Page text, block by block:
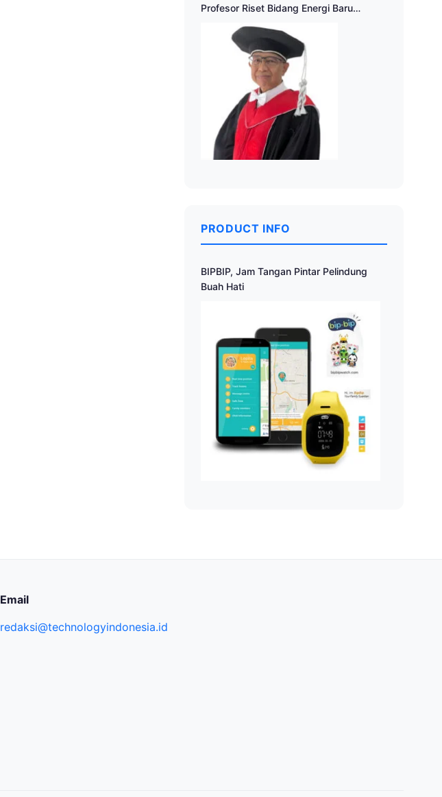
Profesor Riset Bidang Energi Baru
PRODUCT INFO
BIPBIP, Jam Tangan Pintar Pelindung
Buah Hati
Email
redaksi@technologyindonesia.id